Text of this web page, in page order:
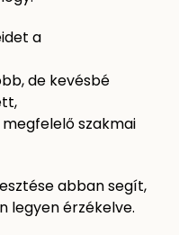
a
de kevésbé
szakmai
abban segít,
legyen érzékelve.